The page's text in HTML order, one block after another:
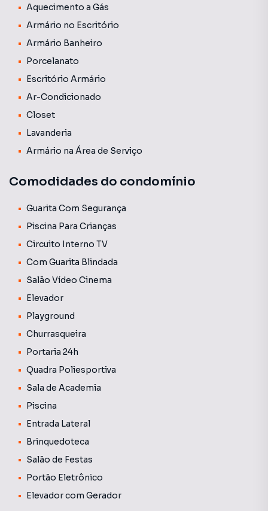
Aquecimento a Gás
Armário no Escritório
Armário Banheiro
Porcelanato
Escritório Armário
Ar-Condicionado
Closet
Lavanderia
Armário na Área de Serviço
Comodidades do condomínio
Guarita Com Segurança
Piscina Para Crianças
Circuito Interno TV
Com Guarita Blindada
Salão Vídeo Cinema
Elevador
Playground
Churrasqueira
Portaria 24h
Quadra Poliesportiva
Sala de Academia
Piscina
Entrada Lateral
Brinquedoteca
Salão de Festas
Portão Eletrônico
Elevador com Gerador